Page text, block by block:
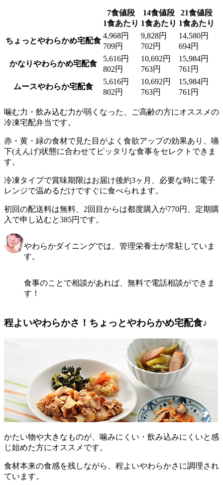
7食値段
1食あたり
14食値段
1食あたり
21食値段
1食あたり
ちょっとやわらかめ宅配食
4,968円
709円
9,828円
702円
14,580円
694円
かなりやわらかめ宅配食
5,616円
802円
10,692円
763円
15,984円
761円
ムースやわらか宅配食
5,616円
802円
10,692円
763円
15,984円
761円
噛む力・飲み込む力が弱くなった、ご高齢の方にオススメの
冷凍宅配弁当です。
赤・黄・緑の食材で見た目がよく食欲アップの効果あり、嚥
下(えんげ)状態に合わせてピッタリな食事をセレクトできま
す。
冷凍タイプで賞味期限はお届け後約3ヶ月、必要な時に電子
レンジで温めるだけですぐに食べられます。
初回の配送料は無料、2回目からは都度購入が770円、定期購
入で申し込むと385円です。
やわらかダイニングでは、管理栄養士が常駐していま
す。
食事のことで相談があれば、無料で電話相談ができま
す！
程よいやわらかさ！ちょっとやわらかめ宅配食♪
かたい物や大きなものが、噛みにくい・飲み込みにくいと感
じ始めた方にオススメです。
食材本来の食感を残しながら、程よいやわらかさに調理され
ています。